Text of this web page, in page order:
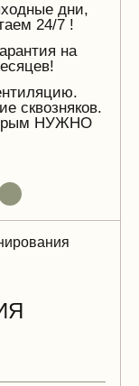
дни,
24/7 !
на
сквозняков.
НУЖНО